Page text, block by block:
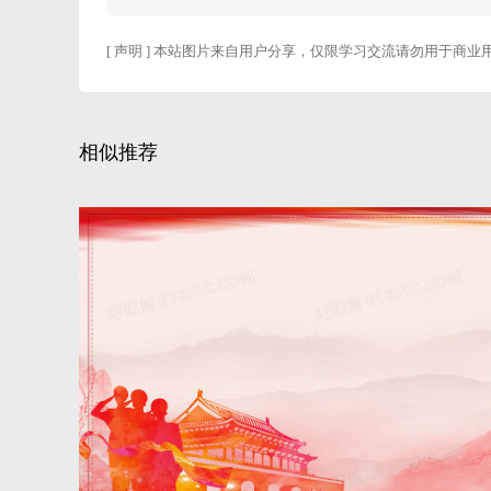
[ 声明 ] 本站图片来自用户分享，仅限学习交流请勿用于商业
相似推荐